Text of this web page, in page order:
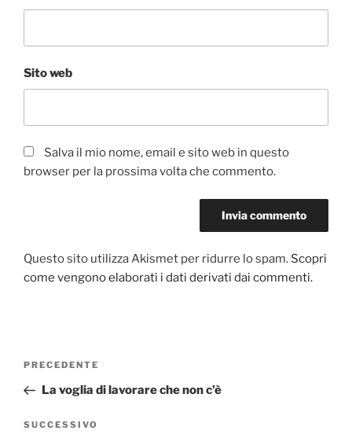
Sito web
Salva il mio nome, email e sito web in questo
browser per la prossima volta che commento.
Questo sito utilizza Akismet per ridurre lo spam. Scopri
come vengono elaborati i dati derivati dai commenti.
Navigazione
Articolo
precedente:
PRECEDENTE
La voglia di lavorare che non c’è
Articolo
SUCCESSIVO